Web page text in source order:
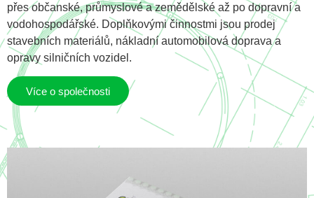
přes občanské, průmyslové a zemědělské až po dopravní a
vodohospodářské. Doplňkovými činnostmi jsou prodej
stavebních materiálů, nákladní automobilová doprava a
opravy silničních vozidel.
Více o společnosti